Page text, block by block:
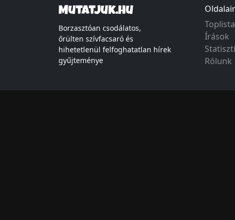
Mutatjuk.hu
Borzasztóan csodálatos,
őrülten szívfacsaró és
hihetetlenül felfoghatatlan hírek
gyűjteménye
Toplista
Írások
Rólunk